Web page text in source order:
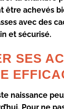
être achevés
avec des
et sécurisé.
SES
naissance